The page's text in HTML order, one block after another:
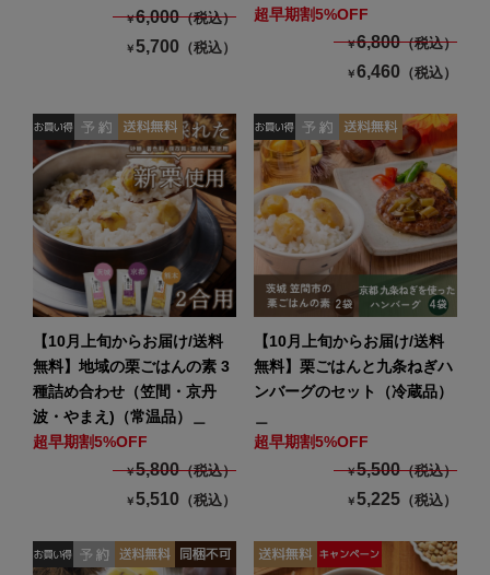
￥6,000（税込）
￥5,700 （税込）
超早期割5%OFF
￥6,800（税込）
￥6,460 （税込）
【10月上旬からお届け/送料
無料】地域の栗ごはんの素 3
種詰め合わせ（笠間・京丹
波・やまえ)（常温品）＿
超早期割5%OFF
￥5,800（税込）
￥5,510 （税込）
【10月上旬からお届け/送料
無料】栗ごはんと九条ねぎハ
ンバーグのセット（冷蔵品）
超早期割5%OFF
￥5,500（税込）
￥5,225 （税込）